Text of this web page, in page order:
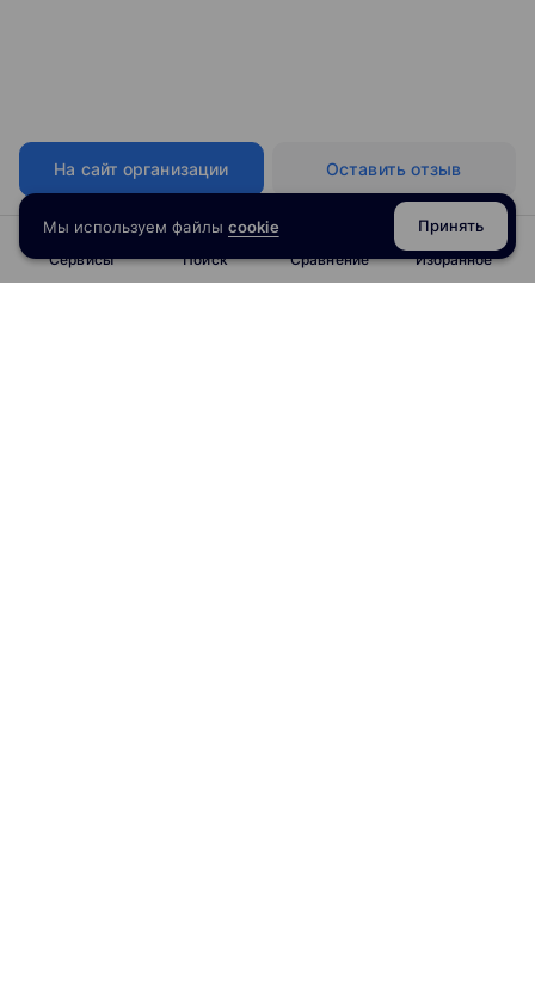
На сайт организации Оставить отзыв
Сервисы Поиск Сравнение Избранное
Мы используем файлы cookie Принять